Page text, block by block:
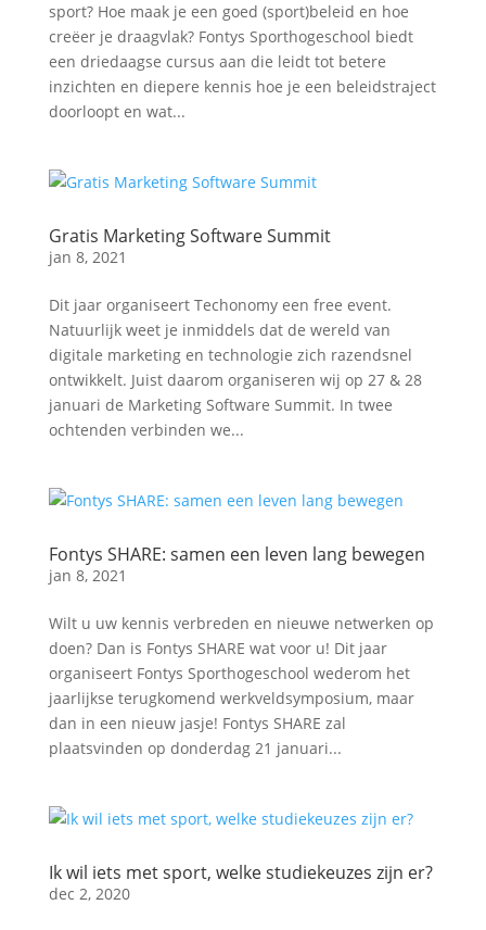
sport? Hoe maak je een goed (sport)beleid en hoe
creëer je draagvlak? Fontys Sporthogeschool biedt
een driedaagse cursus aan die leidt tot betere
inzichten en diepere kennis hoe je een beleidstraject
doorloopt en wat...
Gratis Marketing Software Summit
jan 8, 2021
Dit jaar organiseert Techonomy een free event.
Natuurlijk weet je inmiddels dat de wereld van
digitale marketing en technologie zich razendsnel
ontwikkelt. Juist daarom organiseren wij op 27 & 28
januari de Marketing Software Summit. In twee
ochtenden verbinden we...
Fontys SHARE: samen een leven lang bewegen
jan 8, 2021
Wilt u uw kennis verbreden en nieuwe netwerken op
doen? Dan is Fontys SHARE wat voor u! Dit jaar
organiseert Fontys Sporthogeschool wederom het
jaarlijkse terugkomend werkveldsymposium, maar
dan in een nieuw jasje! Fontys SHARE zal
plaatsvinden op donderdag 21 januari...
Ik wil iets met sport, welke studiekeuzes zijn er?
dec 2, 2020